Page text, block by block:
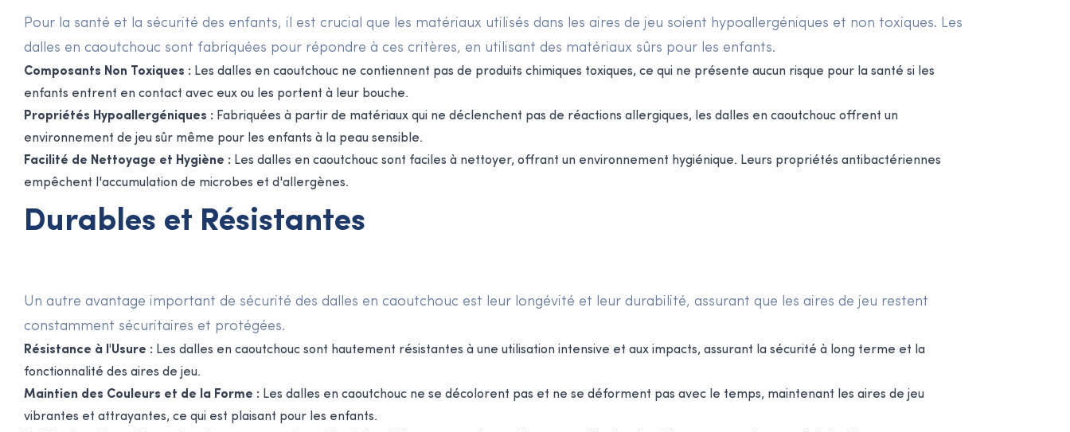
Pour la santé et la sécurité des enfants, il est crucial que les matériaux utilisés dans les aires de jeu soient hypoallergéniques et non toxiques. Les
dalles en caoutchouc sont fabriquées pour répondre à ces critères, en utilisant des matériaux sûrs pour les enfants.
Composants Non Toxiques : Les dalles en caoutchouc ne contiennent pas de produits chimiques toxiques, ce qui ne présente aucun risque pour la santé si les
enfants entrent en contact avec eux ou les portent à leur bouche.
Propriétés Hypoallergéniques : Fabriquées à partir de matériaux qui ne déclenchent pas de réactions allergiques, les dalles en caoutchouc offrent un
environnement de jeu sûr même pour les enfants à la peau sensible.
Facilité de Nettoyage et Hygiène : Les dalles en caoutchouc sont faciles à nettoyer, offrant un environnement hygiénique. Leurs propriétés antibactériennes
empêchent l'accumulation de microbes et d'allergènes.
Durables et Résistantes
Un autre avantage important de sécurité des dalles en caoutchouc est leur longévité et leur durabilité, assurant que les aires de jeu restent
constamment sécuritaires et protégées.
Résistance à l'Usure : Les dalles en caoutchouc sont hautement résistantes à une utilisation intensive et aux impacts, assurant la sécurité à long terme et la
fonctionnalité des aires de jeu.
Maintien des Couleurs et de la Forme : Les dalles en caoutchouc ne se décolorent pas et ne se déforment pas avec le temps, maintenant les aires de jeu
vibrantes et attrayantes, ce qui est plaisant pour les enfants.